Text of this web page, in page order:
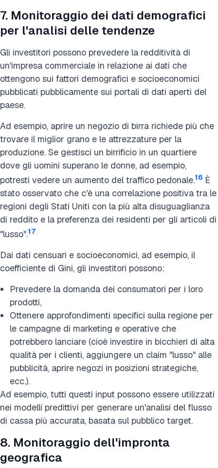
7. Monitoraggio dei dati demografici
per l'analisi delle tendenze
Gli investitori possono prevedere la redditività di
un'impresa commerciale in relazione ai dati che
ottengono sui fattori demografici e socioeconomici
pubblicati pubblicamente sui portali di dati aperti del
paese.
Ad esempio, aprire un negozio di birra richiede più che
trovare il miglior grano e le attrezzature per la
produzione. Se gestisci un birrificio in un quartiere
dove gli uomini superano le donne, ad esempio,
potresti vedere un aumento del traffico pedonale.16 È
stato osservato che c'è una correlazione positiva tra le
regioni degli Stati Uniti con la più alta disuguaglianza
di reddito e la preferenza dei residenti per gli articoli di
"lusso".17
Dai dati censuari e socioeconomici, ad esempio, il
coefficiente di Gini, gli investitori possono:
Prevedere la domanda dei consumatori per i loro
prodotti,
Ottenere approfondimenti specifici sulla regione per
le campagne di marketing e operative che
potrebbero lanciare (cioè investire in bicchieri di alta
qualità per i clienti, aggiungere un claim "lusso" alle
pubblicità, aprire negozi in posizioni strategiche,
ecc.).
Ad esempio, tutti questi input possono essere utilizzati
nei modelli predittivi per generare un'analisi del flusso
di cassa più accurata, basata sul pubblico target.
8. Monitoraggio dell'impronta
geografica